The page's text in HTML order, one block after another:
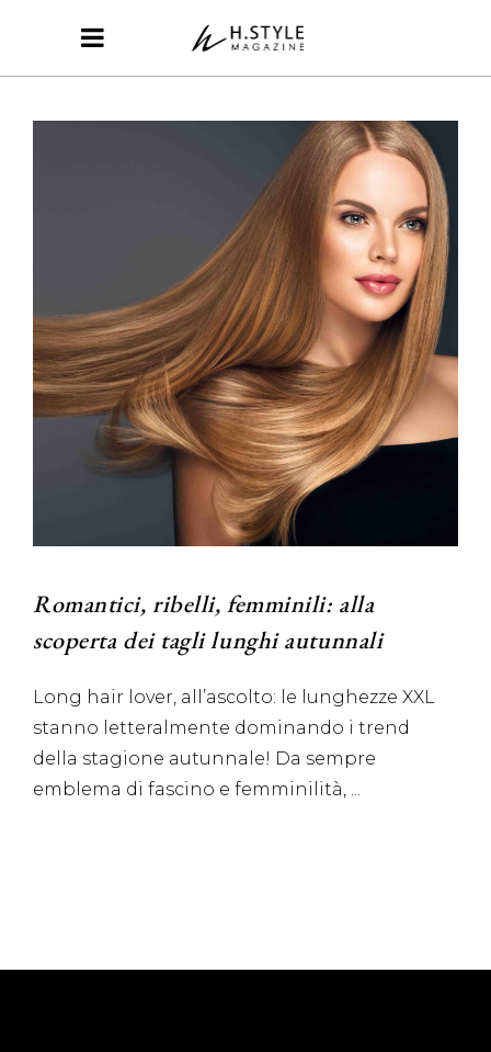
Romantici, ribelli, femminili: alla
scoperta dei tagli lunghi autunnali
Long hair lover, all’ascolto: le lunghezze XXL
stanno letteralmente dominando i trend
della stagione autunnale! Da sempre
emblema di fascino e femminilità,